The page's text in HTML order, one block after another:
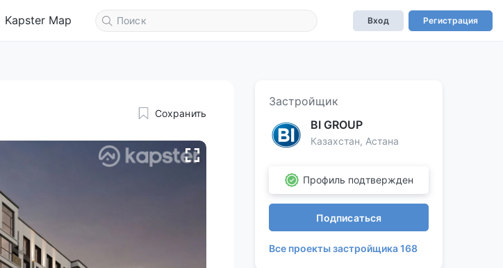
Kapster Map Вход Регистрация
Сохранить
Застройщик
BI GROUP
Казахстан, Астана
Профиль подтвержден
Подписаться
Все проекты застройщика 168